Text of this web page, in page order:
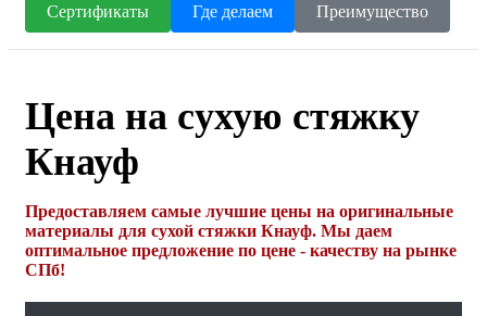
Сертификаты Где делаем Преимущество
Цена на сухую стяжку
Кнауф
Предоставляем самые лучшие цены на оригинальные
материалы для сухой стяжки Кнауф. Мы даем
оптимальное предложение по цене - качеству на рынке
СПб!